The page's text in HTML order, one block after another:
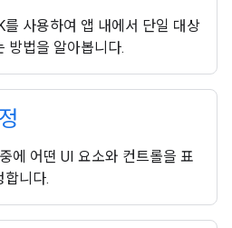
를 사용하여 앱 내에서 단일 대상
방법을 알아봅니다.
에 어떤 UI 요소와 컨트롤을 표
합니다.